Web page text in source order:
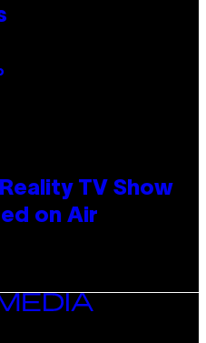
TV Show
on Air